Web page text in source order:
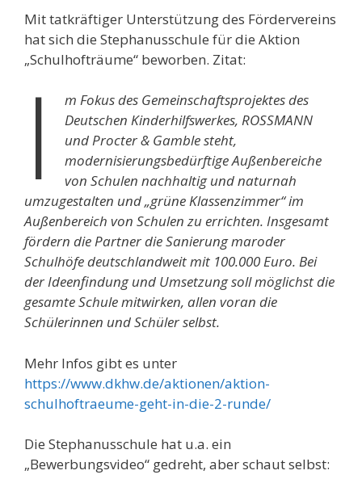
Mit tatkräftiger Unterstützung des Fördervereins
hat sich die Stephanusschule für die Aktion
„Schulhofträume“ beworben. Zitat:
I
m Fokus des Gemeinschaftsprojektes des
Deutschen Kinderhilfswerkes, ROSSMANN
und Procter & Gamble steht,
modernisierungsbedürftige Außenbereiche
von Schulen nachhaltig und naturnah
umzugestalten und „grüne Klassenzimmer“ im
Außenbereich von Schulen zu errichten. Insgesamt
fördern die Partner die Sanierung maroder
Schulhöfe deutschlandweit mit 100.000 Euro. Bei
der Ideenfindung und Umsetzung soll möglichst die
gesamte Schule mitwirken, allen voran die
Schülerinnen und Schüler selbst.
Mehr Infos gibt es unter
https://www.dkhw.de/aktionen/aktion-
schulhoftraeume-geht-in-die-2-runde/
Die Stephanusschule hat u.a. ein
„Bewerbungsvideo“ gedreht, aber schaut selbst: